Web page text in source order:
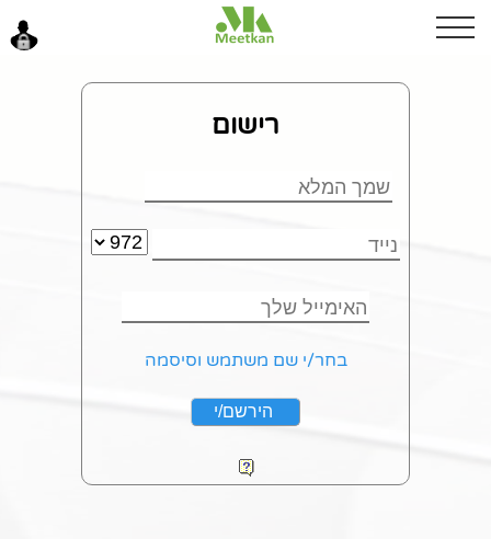
רישום
בחר/י שם משתמש וסיסמה
לילה טוב